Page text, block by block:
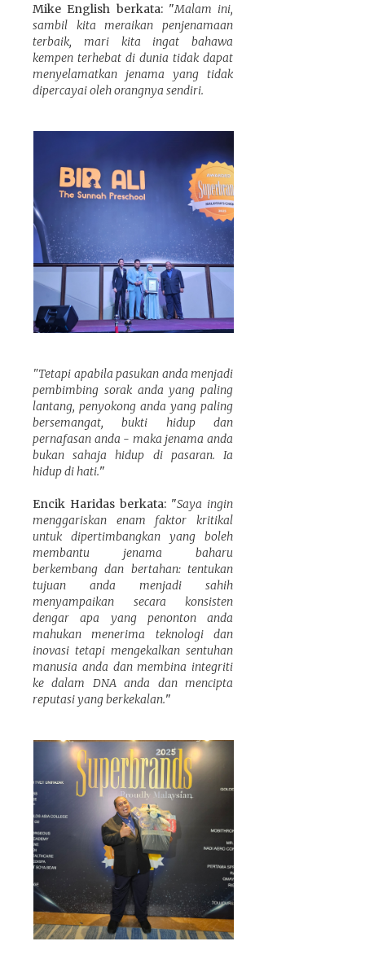
Mike English berkata: "Malam ini,
sambil kita meraikan penjenamaan
terbaik, mari kita ingat bahawa
kempen terhebat di dunia tidak dapat
menyelamatkan jenama yang tidak
dipercayai oleh orangnya sendiri.
"Tetapi apabila pasukan anda menjadi
pembimbing sorak anda yang paling
lantang, penyokong anda yang paling
bersemangat, bukti hidup dan
pernafasan anda - maka jenama anda
bukan sahaja hidup di pasaran. Ia
hidup di hati."
Encik Haridas berkata: "Saya ingin
menggariskan enam faktor kritikal
untuk dipertimbangkan yang boleh
membantu jenama baharu
berkembang dan bertahan: tentukan
tujuan anda menjadi sahih
menyampaikan secara konsisten
dengar apa yang penonton anda
mahukan menerima teknologi dan
inovasi tetapi mengekalkan sentuhan
manusia anda dan membina integriti
ke dalam DNA anda dan mencipta
reputasi yang berkekalan."